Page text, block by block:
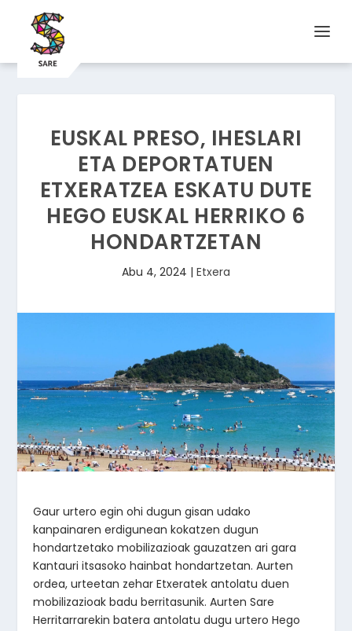
EUSKAL PRESO, IHESLARI
ETA DEPORTATUEN
ETXERATZEA ESKATU DUTE
HEGO EUSKAL HERRIKO 6
HONDARTZETAN
Abu 4, 2024 | Etxera
Gaur urtero egin ohi dugun gisan udako
kanpainaren erdigunean kokatzen dugun
hondartzetako mobilizazioak gauzatzen ari gara
Kantauri itsasoko hainbat hondartzetan. Aurten
ordea, urteetan zehar Etxeratek antolatu duen
mobilizazioak badu berritasunik. Aurten Sare
Herritarrarekin batera antolatu dugu urtero Hego